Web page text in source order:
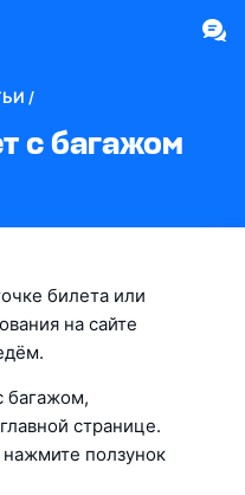
/
с багажом
билета или
на сайте
багажом,
странице.
нажмите ползунок